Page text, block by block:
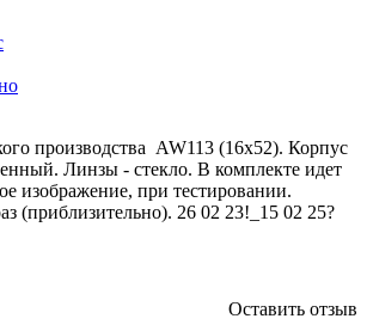
производства AW113 (16х52). Корпус
Линзы - стекло. В комплекте идет
изображение, при тестировании.
(приблизительно). 26 02 23!_15 02 25?
Оставить отзыв